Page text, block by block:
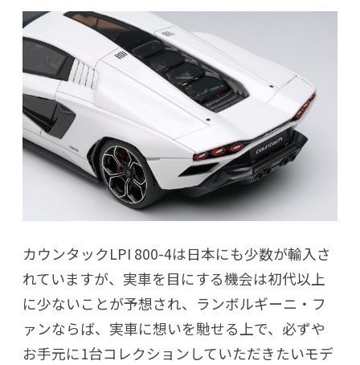
カウンタックLPI 800-4は日本にも少数が輸入さ
れていますが、実車を目にする機会は初代以上
に少ないことが予想され、ランボルギーニ・フ
ァンならば、実車に想いを馳せる上で、必ずや
お手元に1台コレクションしていただきたいモデ